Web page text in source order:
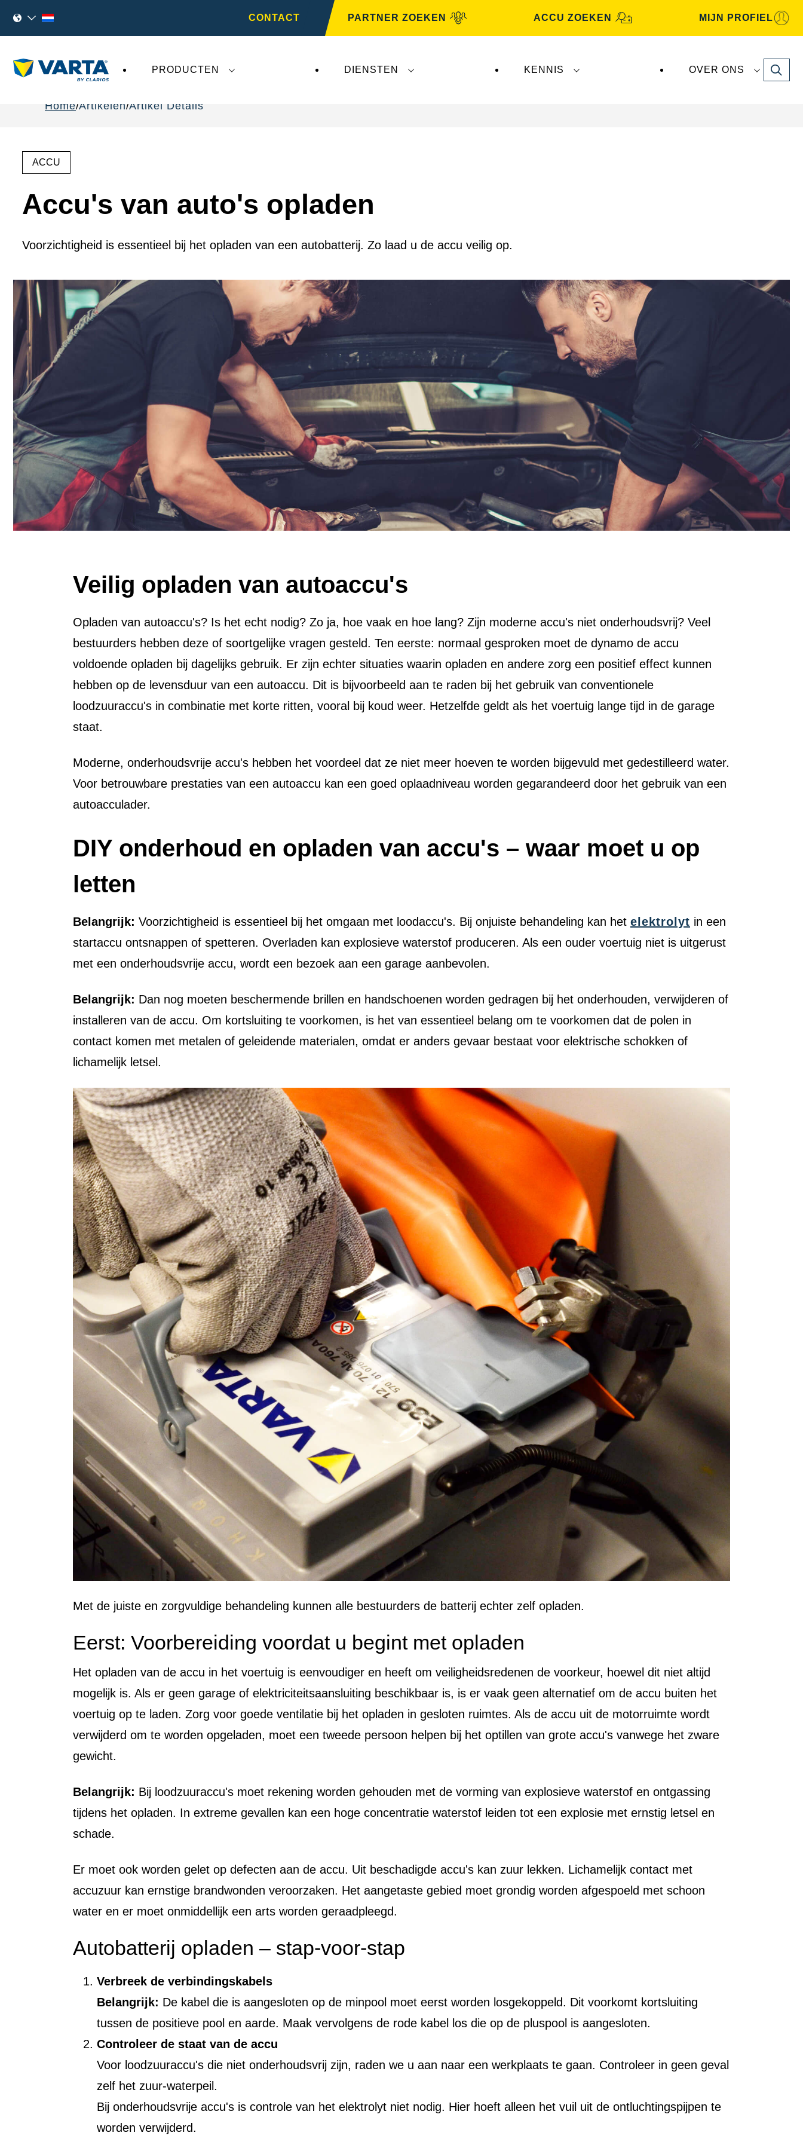
CONTACT PARTNER ZOEKEN ACCU ZOEKEN MIJN PROFIEL
PRODUCTEN DIENSTEN KENNIS OVER ONS Search
Home Artikelen Artikel Details
ACCU
Accu's van auto's opladen
Voorzichtigheid is essentieel bij het opladen van een autobatterij. Zo laad u de accu veilig op.
Veilig opladen van autoaccu's
Opladen van autoaccu's? Is het echt nodig? Zo ja, hoe vaak en hoe lang? Zijn moderne accu's niet onderhoudsvrij? Veel
bestuurders hebben deze of soortgelijke vragen gesteld. Ten eerste: normaal gesproken moet de dynamo de accu
voldoende opladen bij dagelijks gebruik. Er zijn echter situaties waarin opladen en andere zorg een positief effect kunnen
hebben op de levensduur van een autoaccu. Dit is bijvoorbeeld aan te raden bij het gebruik van conventionele
loodzuuraccu's in combinatie met korte ritten, vooral bij koud weer. Hetzelfde geldt als het voertuig lange tijd in de garage
staat.
Moderne, onderhoudsvrije accu's hebben het voordeel dat ze niet meer hoeven te worden bijgevuld met gedestilleerd water.
Voor betrouwbare prestaties van een autoaccu kan een goed oplaadniveau worden gegarandeerd door het gebruik van een
autoacculader.
DIY onderhoud en opladen van accu's – waar moet u op
letten
Belangrijk: Voorzichtigheid is essentieel bij het omgaan met loodaccu's. Bij onjuiste behandeling kan het elektrolyt in een
startaccu ontsnappen of spetteren. Overladen kan explosieve waterstof produceren. Als een ouder voertuig niet is uitgerust
met een onderhoudsvrije accu, wordt een bezoek aan een garage aanbevolen.
Belangrijk: Dan nog moeten beschermende brillen en handschoenen worden gedragen bij het onderhouden, verwijderen of
installeren van de accu. Om kortsluiting te voorkomen, is het van essentieel belang om te voorkomen dat de polen in
contact komen met metalen of geleidende materialen, omdat er anders gevaar bestaat voor elektrische schokken of
lichamelijk letsel.
Met de juiste en zorgvuldige behandeling kunnen alle bestuurders de batterij echter zelf opladen.
Eerst: Voorbereiding voordat u begint met opladen
Het opladen van de accu in het voertuig is eenvoudiger en heeft om veiligheidsredenen de voorkeur, hoewel dit niet altijd
mogelijk is. Als er geen garage of elektriciteitsaansluiting beschikbaar is, is er vaak geen alternatief om de accu buiten het
voertuig op te laden. Zorg voor goede ventilatie bij het opladen in gesloten ruimtes. Als de accu uit de motorruimte wordt
verwijderd om te worden opgeladen, moet een tweede persoon helpen bij het optillen van grote accu's vanwege het zware
gewicht.
Belangrijk: Bij loodzuuraccu's moet rekening worden gehouden met de vorming van explosieve waterstof en ontgassing
tijdens het opladen. In extreme gevallen kan een hoge concentratie waterstof leiden tot een explosie met ernstig letsel en
schade.
Er moet ook worden gelet op defecten aan de accu. Uit beschadigde accu's kan zuur lekken. Lichamelijk contact met
accuzuur kan ernstige brandwonden veroorzaken. Het aangetaste gebied moet grondig worden afgespoeld met schoon
water en er moet onmiddellijk een arts worden geraadpleegd.
Autobatterij opladen – stap-voor-stap
Verbreek de verbindingskabels
Belangrijk: De kabel die is aangesloten op de minpool moet eerst worden losgekoppeld. Dit voorkomt kortsluiting
tussen de positieve pool en aarde. Maak vervolgens de rode kabel los die op de pluspool is aangesloten.
Controleer de staat van de accu
Voor loodzuuraccu's die niet onderhoudsvrij zijn, raden we u aan naar een werkplaats te gaan. Controleer in geen geval
zelf het zuur-waterpeil.
Bij onderhoudsvrije accu's is controle van het elektrolyt niet nodig. Hier hoeft alleen het vuil uit de ontluchtingspijpen te
worden verwijderd.